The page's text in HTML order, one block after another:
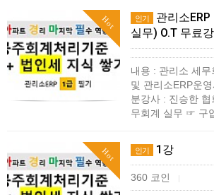
Hot 인기
관리소
실무) O.T 무료
내용 : 관리소 세무
및 관리소ERP운
분강사 : 진승한
무회계 실무 ☞ 구
Hot 인기 1강
360 코인 |